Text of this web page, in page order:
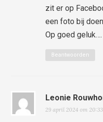
zit er op
een foto bij
Op goed geluk….
Beantwoorden
Leonie
29 april 2024 om 20:33